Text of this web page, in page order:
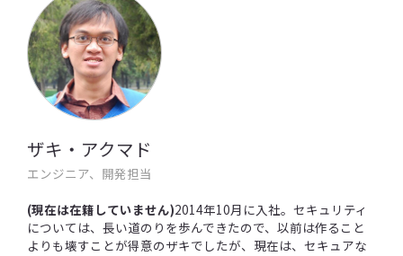
ザキ・アクマド
エンジニア、開発担当
(現在は在籍していません)2014年10月に入社。セキュリティ
については、長い道のりを歩んできたので、以前は作ること
よりも壊すことが得意のザキでしたが、現在は、セキュアな